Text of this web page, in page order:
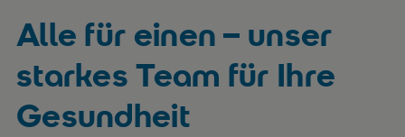
Alle für einen – unser
starkes Team für Ihre
Gesundheit